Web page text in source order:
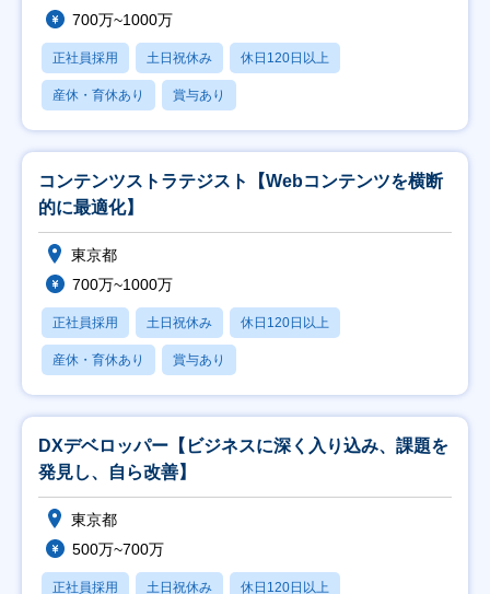
700万~1000万
正社員採用 土日祝休み 休日120日以上
産休・育休あり 賞与あり
コンテンツストラテジスト【Webコンテンツを横断
的に最適化】
東京都
700万~1000万
正社員採用 土日祝休み 休日120日以上
産休・育休あり 賞与あり
DXデベロッパー【ビジネスに深く入り込み、課題を
発見し、自ら改善】
東京都
500万~700万
正社員採用 土日祝休み 休日120日以上